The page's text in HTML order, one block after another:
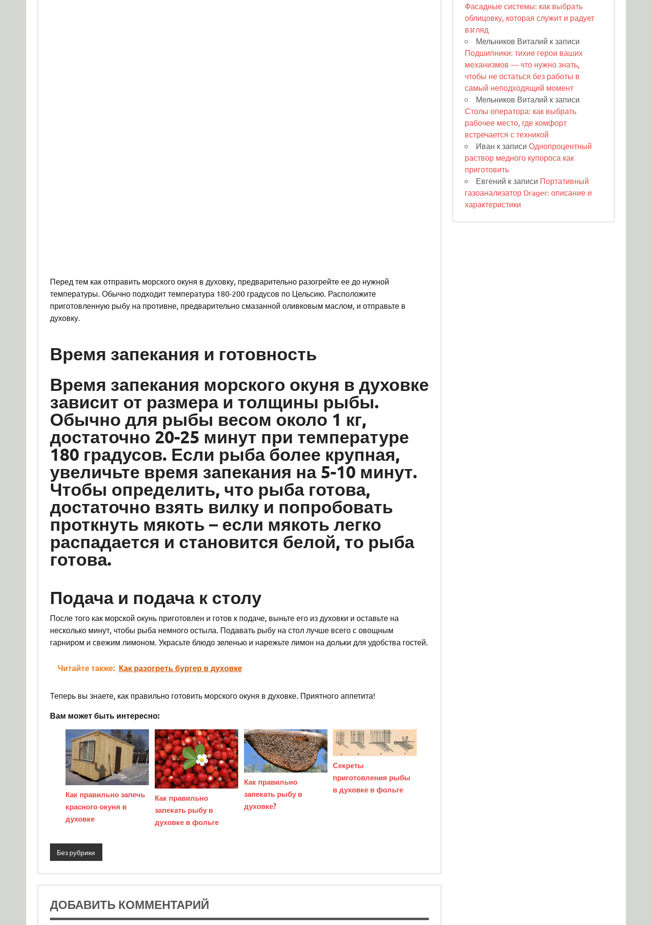
Перед тем как отправить морского окуня в духовку, предварительно разогрейте ее до нужной
температуры. Обычно подходит температура 180-200 градусов по Цельсию. Расположите
приготовленную рыбу на противне, предварительно смазанной оливковым маслом, и отправьте в
духовку.
Время запекания и готовность
Время запекания морского окуня в духовке
зависит от размера и толщины рыбы.
Обычно для рыбы весом около 1 кг,
достаточно 20-25 минут при температуре
180 градусов. Если рыба более крупная,
увеличьте время запекания на 5-10 минут.
Чтобы определить, что рыба готова,
достаточно взять вилку и попробовать
проткнуть мякоть – если мякоть легко
распадается и становится белой, то рыба
готова.
Подача и подача к столу
После того как морской окунь приготовлен и готов к подаче, выньте его из духовки и оставьте на
несколько минут, чтобы рыба немного остыла. Подавать рыбу на стол лучше всего с овощным
гарниром и свежим лимоном. Украсьте блюдо зеленью и нарежьте лимон на дольки для удобства гостей.
Читайте также: Как разогреть бургер в духовке
Теперь вы знаете, как правильно готовить морского окуня в духовке. Приятного аппетита!
Вам может быть интересно:
Как правильно запечь
красного окуня в
духовке
Как правильно
запекать рыбу в
духовке в фольге
Как правильно
запекать рыбу в
духовке?
Секреты
приготовления рыбы
в духовке в фольге
Без рубрики
ДОБАВИТЬ КОММЕНТАРИЙ
Фасадные системы: как выбрать
облицовку, которая служит и радует
взгляд
Мельников Виталий к записи
Подшипники: тихие герои ваших
механизмов — что нужно знать,
чтобы не остаться без работы в
самый неподходящий момент
Мельников Виталий к записи
Столы оператора: как выбрать
рабочее место, где комфорт
встречается с техникой
Иван к записиОднопроцентный
раствор медного купороса как
приготовить
Евгений к записи Портативный
газоанализатор Drager: описание и
характеристики